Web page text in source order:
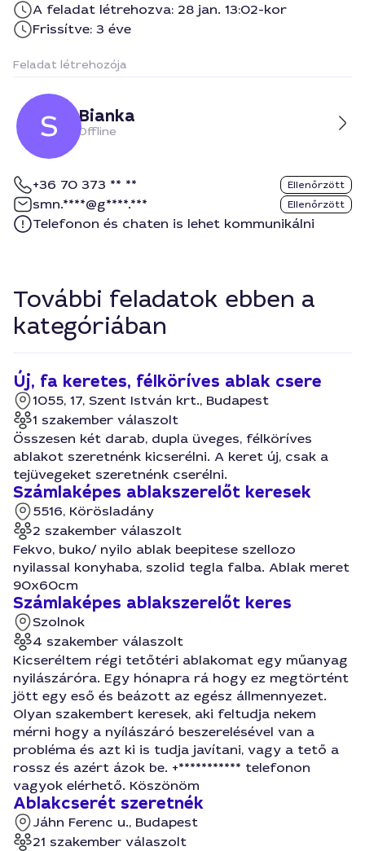
A feladat létrehozva: 28 jan. 13:02-kor
Frissítve: 3 éve
Feladat létrehozója
S Bianka
Offline
+36 70 373 ** ** Ellenőrzött
smn.****@g****.*** Ellenőrzött
Telefonon és chaten is lehet kommunikálni
További feladatok ebben a
kategóriában
Új, fa keretes, félköríves ablak csere
1055, 17, Szent István krt., Budapest
1 szakember válaszolt
Összesen két darab, dupla üveges, félköríves
ablakot szeretnénk kicserélni. A keret új, csak a
tejüvegeket szeretnénk cserélni.
Számlaképes ablakszerelőt keresek
5516, Körösladány
2 szakember válaszolt
Fekvo, buko/ nyilo ablak beepitese szellozo
nyilassal konyhaba, szolid tegla falba. Ablak meret
90x60cm
Számlaképes ablakszerelőt keres
Szolnok
4 szakember válaszolt
Kicseréltem régi tetőtéri ablakomat egy műanyag
nyilászáróra. Egy hónapra rá hogy ez megtörtént
jött egy eső és beázott az egész állmennyezet.
Olyan szakembert keresek, aki feltudja nekem
mérni hogy a nyílászáró beszerelésével van a
probléma és azt ki is tudja javítani, vagy a tető a
rossz és azért ázok be. +*********** telefonon
vagyok elérhető. Köszönöm
Ablakcserét szeretnék
Jáhn Ferenc u., Budapest
21 szakember válaszolt